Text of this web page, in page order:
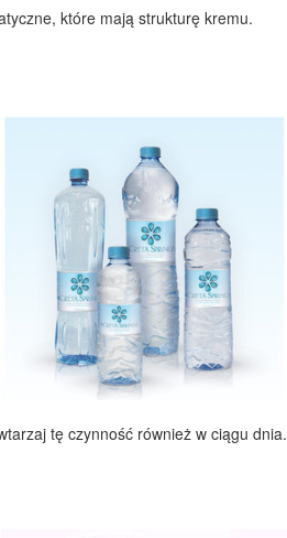
które mają strukturę kremu.
tę czynność również w ciągu dnia.